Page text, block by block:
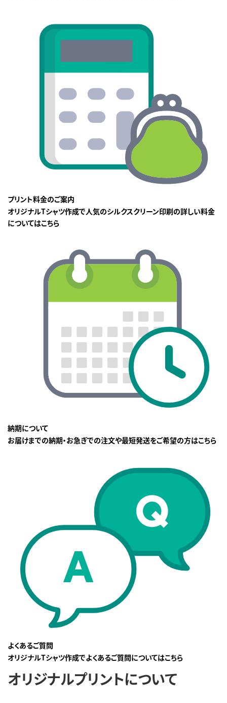
プリント料金のご案内
オリジナルTシャツ作成で人気のシルクスクリーン印刷の詳しい料金
についてはこちら
納期について
お届けまでの納期・お急ぎでの注文や最短発送をご希望の方はこちら
よくあるご質問
オリジナルTシャツ作成でよくあるご質問についてはこちら
オリジナルプリントについて